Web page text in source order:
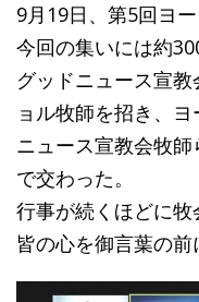
9月19日、第5回ヨ
今回の集いには約
グッドニュース宣
ョル牧師を招き、
ニュース宣教会牧
で交わった。
行事が続くほどに
皆の心を御言葉の前